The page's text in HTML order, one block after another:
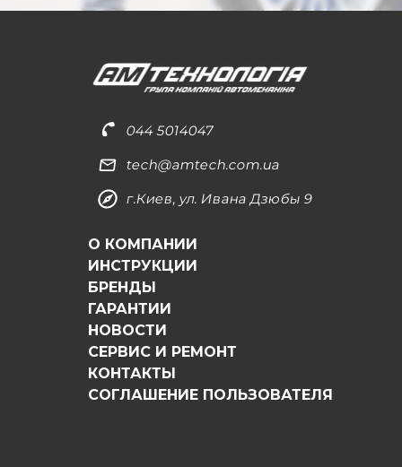
044 5014047
tech@amtech.com.ua
г.Киев, ул. Ивана Дзюбы 9
О КОМПАНИИ
ИНСТРУКЦИИ
БРЕНДЫ
ГАРАНТИИ
НОВОСТИ
СЕРВИС И РЕМОНТ
КОНТАКТЫ
СОГЛАШЕНИЕ ПОЛЬЗОВАТЕЛЯ